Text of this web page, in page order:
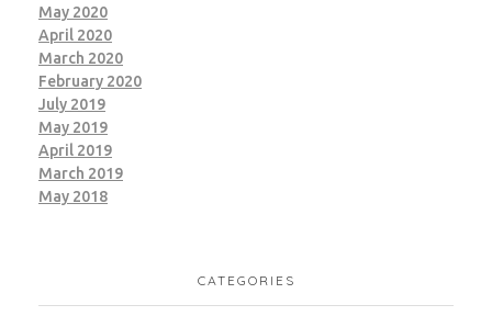
May 2020
April 2020
March 2020
February 2020
July 2019
May 2019
April 2019
March 2019
May 2018
CATEGORIES